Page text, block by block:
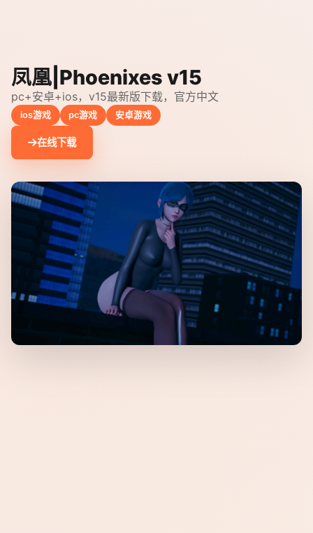
凤凰|Phoenixes v15
pc+安卓+ios，v15最新版下载，官方中文
ios游戏 pc游戏 安卓游戏
在线下载